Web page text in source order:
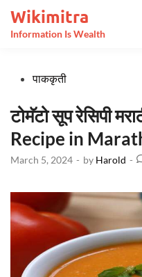
content
Wikimitra
Information Is Wealth
Postedपाककृती
टोमॅटो सूप रेसिपी
Recipe in
March 5, 2024 - by Harold -